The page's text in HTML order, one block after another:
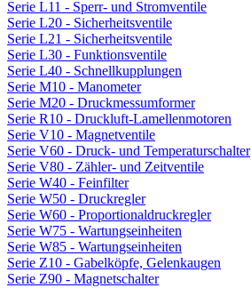
Serie L11 - Sperr- und Stromventile
Serie L20 - Sicherheitsventile
Serie L21 - Sicherheitsventile
Serie L30 - Funktionsventile
Serie L40 - Schnellkupplungen
Serie M10 - Manometer
Serie M20 - Druckmessumformer
Serie R10 - Druckluft-Lamellenmotoren
Serie V10 - Magnetventile
Serie V60 - Druck- und Temperaturschalter
Serie V80 - Zähler- und Zeitventile
Serie W40 - Feinfilter
Serie W50 - Druckregler
Serie W60 - Proportionaldruckregler
Serie W75 - Wartungseinheiten
Serie W85 - Wartungseinheiten
Serie Z10 - Gabelköpfe, Gelenkaugen
Serie Z90 - Magnetschalter